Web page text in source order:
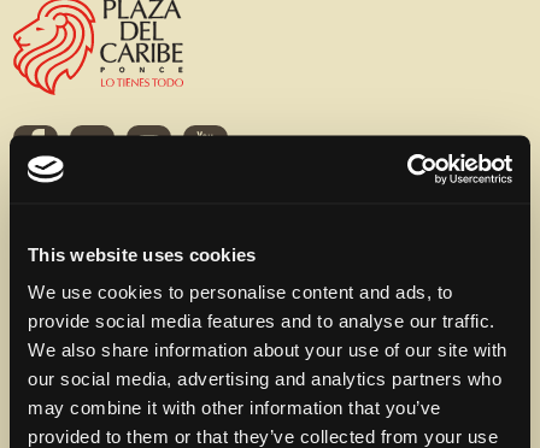
This website uses cookies
We use cookies to personalise content and ads, to
provide social media features and to analyse our traffic.
We also share information about your use of our site with
our social media, advertising and analytics partners who
may combine it with other information that you’ve
provided to them or that they’ve collected from your use
BAJA EL
Menú
Tendencias
Info
Noticias
Estacionamiento